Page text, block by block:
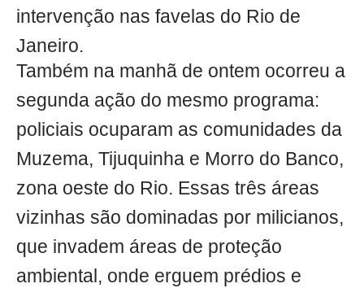
intervenção nas favelas do Rio de
Janeiro.
Também na manhã de ontem ocorreu a
segunda ação do mesmo programa:
policiais ocuparam as comunidades da
Muzema, Tijuquinha e Morro do Banco,
zona oeste do Rio. Essas três áreas
vizinhas são dominadas por milicianos,
que invadem áreas de proteção
ambiental, onde erguem prédios e